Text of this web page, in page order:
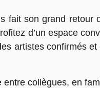
fait son grand retour
d’un espace
artistes confirmés
entre collègues, en